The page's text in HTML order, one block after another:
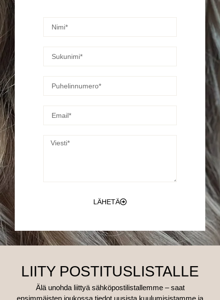
LÄHETÄ
LIITY POSTITUSLISTALLE
Älä unohda liittyä sähköpostilistallemme – saat
ensimmäisten joukossa tiedot uusista kuulumisistamme ja